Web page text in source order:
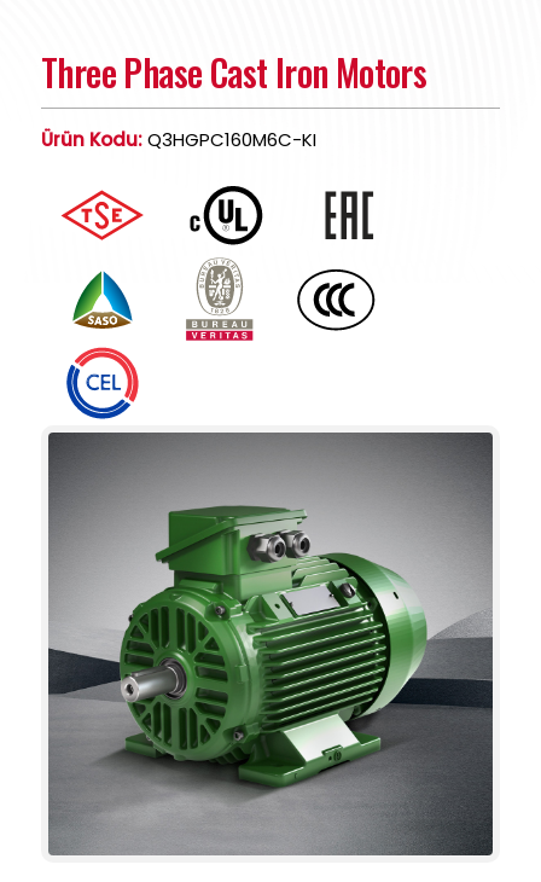
Three Phase Cast Iron Motors
Ürün Kodu:Q3HGPC160M6C-KI